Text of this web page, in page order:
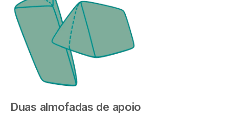
Duas almofadas de apoio